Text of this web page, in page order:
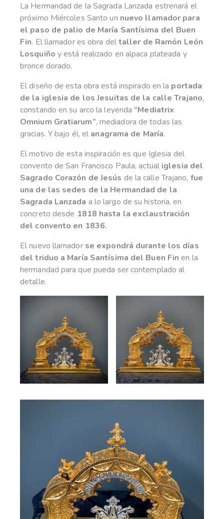
La Hermandad de la Sagrada Lanzada estrenará el
próximo Miércoles Santo un nuevo llamador para
el paso de palio de María Santísima del Buen
Fin. El llamador es obra deltaller de Ramón León
Losquiño y está realizado en alpaca plateada y
bronce dorado.
El diseño de esta obra está inspirado en la portada
de la iglesia de los Jesuitas de la calle Trajano,
constando en su arco la leyenda “Mediatrix
Omnium Gratiarum”, mediadora de todas las
gracias. Y bajo él, el anagrama de María.
El motivo de esta inspiración es que Iglesia del
convento de San Francisco Paula, actualiglesia del
Sagrado Corazón de Jesús de la calle Trajano, fue
una de las sedes de la Hermandad de la
Sagrada Lanzada a lo largo de su historia, en
concreto desde 1818 hasta la exclaustración
del convento en 1836.
El nuevo llamador se expondrá durante los días
del triduo a María Santísima del Buen Fin en la
hermandad para que pueda ser contemplado al
detalle.